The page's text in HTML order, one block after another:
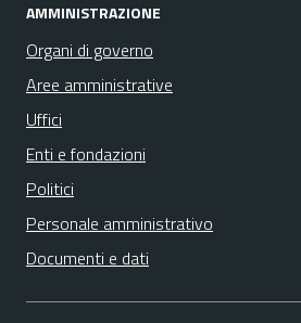
AMMINISTRAZIONE
Organi di governo
Aree amministrative
Uffici
Enti e fondazioni
Politici
Personale amministrativo
Documenti e dati